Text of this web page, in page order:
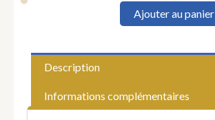
quantité
1649.].
Novum
Ajouter au panier
Description
Informations complémentaires